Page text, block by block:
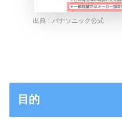
出典： パナソニック公式
目的